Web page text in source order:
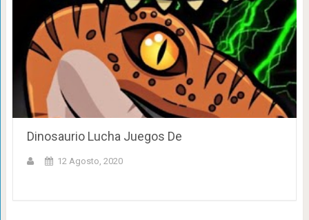
Dinosaurio Lucha Juegos De
12 Agosto, 2020